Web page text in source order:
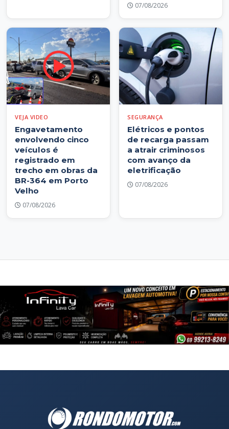
07/08/2026
VEJA VIDEO
Engavetamento
envolvendo cinco
veículos é
registrado em
trecho em obras da
BR-364 em Porto
Velho
07/08/2026
SEGURANÇA
Elétricos e pontos
de recarga passam
a atrair criminosos
com avanço da
eletrificação
07/08/2026